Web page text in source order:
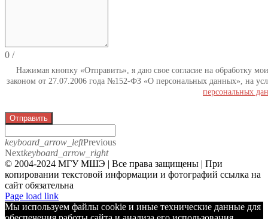
0 /
Нажимая кнопку «Отправить», я даю свое согласие на обработку
законом от 27.07.2006 года №152-ФЗ «О персональных данных», на
персональных
Отправить
keyboard_arrow_leftPrevious
Nextkeyboard_arrow_right
© 2004-2024 МГУ МШЭ | Все права защищены | При
копировании текстовой информации и фотографий ссылка на
сайт обязательна
Telegram
Page load link
Мы используем файлы cookie и иные технические данные для